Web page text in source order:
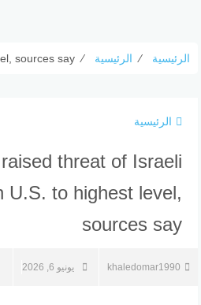
الرئيسية ⁄ الرئيسية ⁄
highest level, sources say
الرئيسية
threat of Israeli
U.S. to highest level,
sources say
khaledomar1990 يونيو 6, 2026